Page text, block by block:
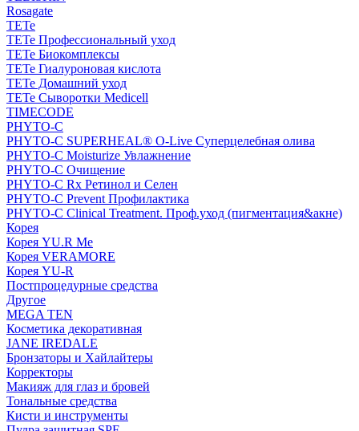
Rosagate
TETe
TETe Профессиональный уход
TETe Биокомплексы
TETe Гиалуроновая кислота
TETe Домашний уход
TETe Сыворотки Medicell
TIMECODE
PHYTO-C
PHYTO-C SUPERHEAL® O-Live Суперцелебная олива
PHYTO-C Moisturize Увлажнение
PHYTO-C Очищение
PHYTO-C Rx Ретинол и Селен
PHYTO-C Prevent Профилактика
PHYTO-C Clinical Treatment. Проф.уход (пигментация&акне)
Корея
Корея YU.R Me
Корея VERAMORE
Корея YU-R
Постпроцедурные средства
Другое
MEGA TEN
Косметика декоративная
JANE IREDALE
Бронзаторы и Хайлайтеры
Корректоры
Макияж для глаз и бровей
Тональные средства
Кисти и инструменты